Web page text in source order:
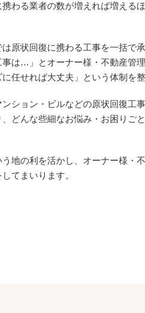
わる業者の数が増えれば増える
原状回復に携わる工事を一括で承
事は…」とオーナー様・不動産管
任せれば大丈夫」という体制を整
ション・ビルなどの原状回復工事
どんな些細なお悩み・お困りご
地の利を活かし、オーナー様・
てまいります。